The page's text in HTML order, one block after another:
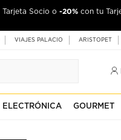
Tarjeta Socio o -20% con tu
VIAJES PALACIO ARISTOPET
ELECTRÓNICA GOURMET